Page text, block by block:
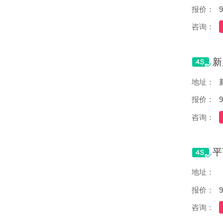
报价：
咨询：
地址：
报价：
咨询：
地址：
报价：
咨询：